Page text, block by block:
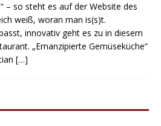
– so steht es auf der Website des
weiß, woran man is(s)t.
innovativ geht es zu in diesem
„Emanzipierte Gemüseküche“
[…]